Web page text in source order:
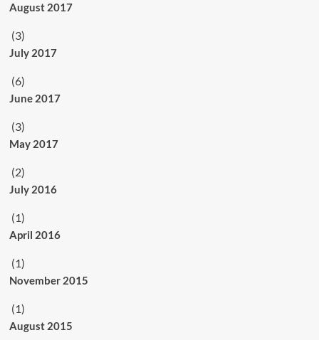
August 2017
(3)
July 2017
(6)
June 2017
(3)
May 2017
(2)
July 2016
(1)
April 2016
(1)
November 2015
(1)
August 2015